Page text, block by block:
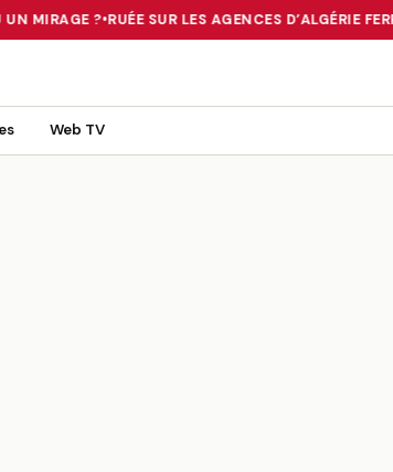
MIRAGE ? •RUÉE SUR LES AGENCES D’ALGÉRIE
MIRAGE ? •RUÉE SUR LES AGENCES D’ALGÉRIE
Web TV